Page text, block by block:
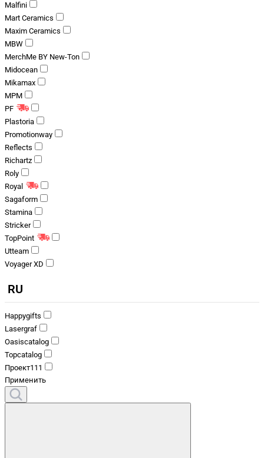
Malfini
Mart Ceramics
Maxim Ceramics
MBW
MerchMe BY New-Ton
Midocean
Mikamax
MPM
PF
Plastoria
Promotionway
Reflects
Richartz
Roly
Royal
Sagaform
Stamina
Stricker
TopPoint
Utteam
Voyager XD
RU
Happygifts
Lasergraf
Oasiscatalog
Topcatalog
Проект111
Применить